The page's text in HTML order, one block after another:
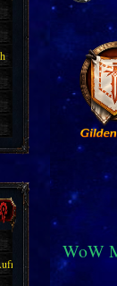
WoW